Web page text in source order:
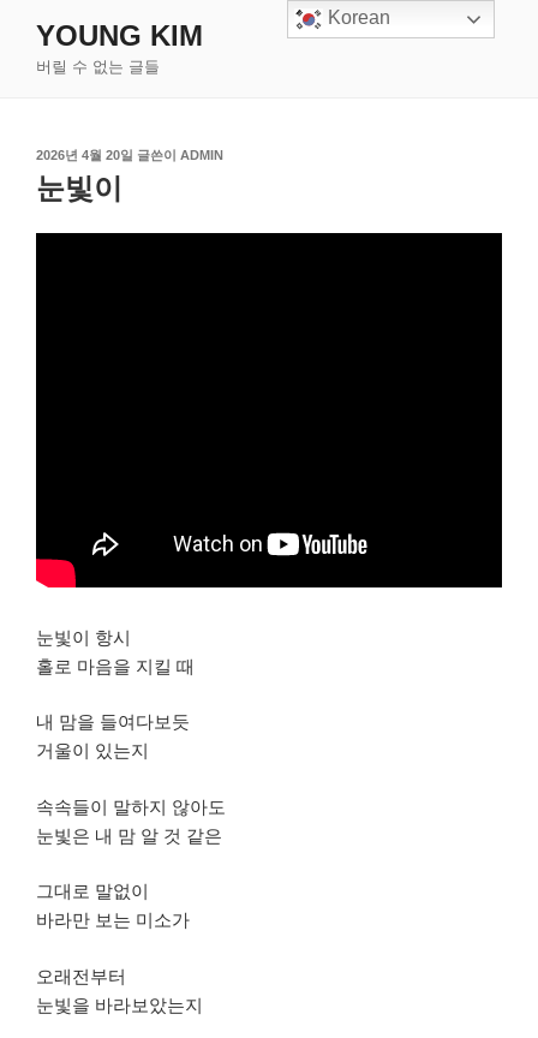
YOUNG KIM
버릴 수 없는 글들
작
성
일
2026년 4월 20일 글쓴이 ADMIN
눈빛이
눈빛이 항시
홀로 마음을 지킬 때
내 맘을 들여다보듯
거울이 있는지
속속들이 말하지 않아도
눈빛은 내 맘 알 것 같은
그대로 말없이
바라만 보는 미소가
오래전부터
눈빛을 바라보았는지
Korean